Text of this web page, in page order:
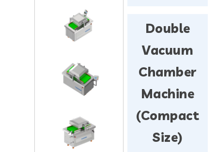
Double
Vacuum
Chamber
Machine
(Compact
Size)